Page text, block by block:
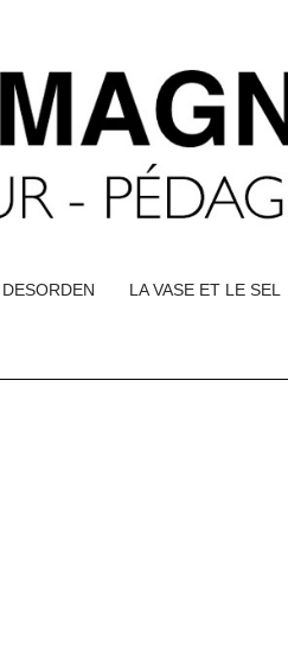
DESORDEN LA VASE ET LE SEL